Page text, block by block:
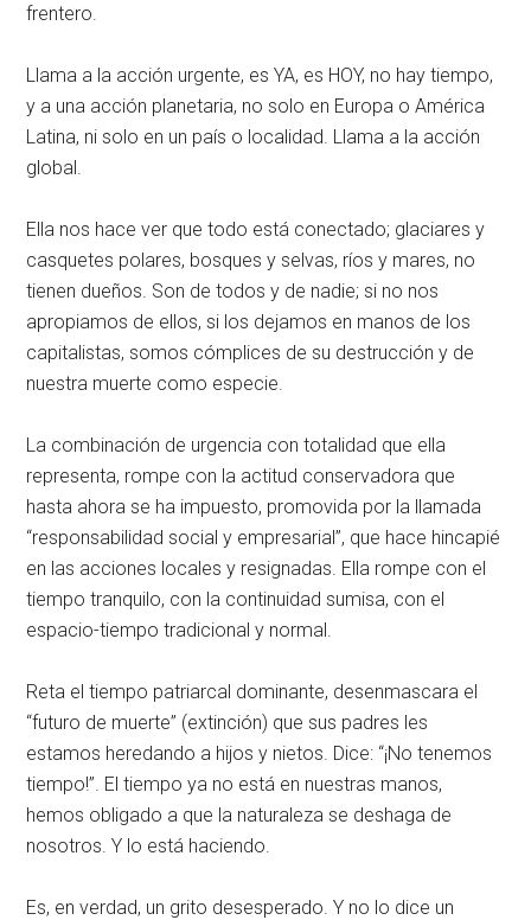
frentero.
Llama a la acción urgente, es YA, es HOY, no hay tiempo,
y a una acción planetaria, no solo en Europa o América
Latina, ni solo en un país o localidad. Llama a la acción
global.
Ella nos hace ver que todo está conectado; glaciares y
casquetes polares, bosques y selvas, ríos y mares, no
tienen dueños. Son de todos y de nadie; si no nos
apropiamos de ellos, si los dejamos en manos de los
capitalistas, somos cómplices de su destrucción y de
nuestra muerte como especie.
La combinación de urgencia con totalidad que ella
representa, rompe con la actitud conservadora que
hasta ahora se ha impuesto, promovida por la llamada
“responsabilidad social y empresarial”, que hace hincapié
en las acciones locales y resignadas. Ella rompe con el
tiempo tranquilo, con la continuidad sumisa, con el
espacio-tiempo tradicional y normal.
Reta el tiempo patriarcal dominante, desenmascara el
“futuro de muerte” (extinción) que sus padres les
estamos heredando a hijos y nietos. Dice: “¡No tenemos
tiempo!”. El tiempo ya no está en nuestras manos,
hemos obligado a que la naturaleza se deshaga de
nosotros. Y lo está haciendo.
Es, en verdad, un grito desesperado. Y no lo dice un